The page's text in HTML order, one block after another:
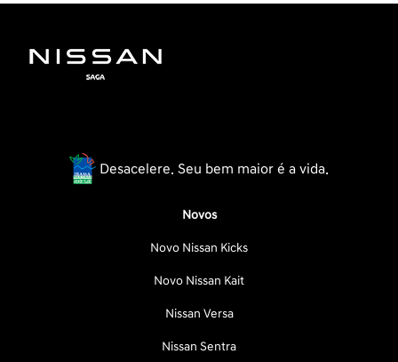
Desacelere. Seu bem maior é a vida.
Novos
Novo Nissan Kicks
Novo Nissan Kait
Nissan Versa
Nissan Sentra